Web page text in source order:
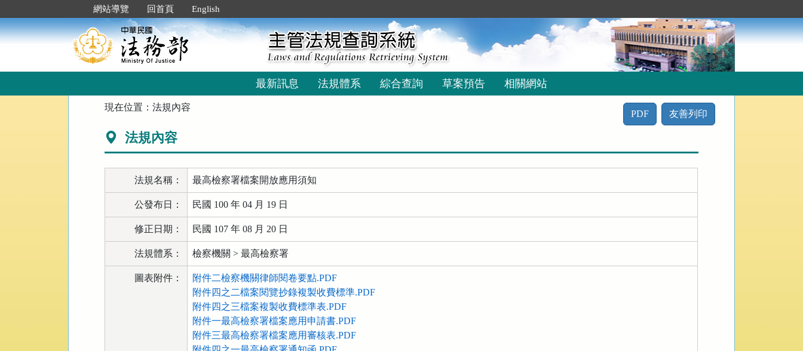
到
主
要
網站導覽 回首頁 English
最新訊息 法規體系 綜合查詢 草案預告 相關網站
現在位置：法規內容
PDF 友善列印
法規內容
法規名稱： 最高檢察署檔案開放應用須知
公發布日： 民國 100 年 04 月 19 日
修正日期： 民國 107 年 08 月 20 日
法規體系： 檢察機關 > 最高檢察署
圖表附件：
附件二檢察機關律師閱卷要點.PDF
附件四之二檔案閱覽抄錄複製收費標準.PDF
附件四之三檔案複製收費標準表.PDF
附件一最高檢察署檔案應用申請書.PDF
附件三最高檢察署檔案應用審核表.PDF